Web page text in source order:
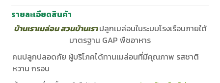
รายละเอียดสินค้า
บ้านเราเมล่อน สวนบ้านเราปลูกเมล่อนในระบบโรงเรือนภายใต้
มาตรฐาน GAP พืชอาหาร
คนปลูกปลอดภัย ผู้บริโภคได้ทานเมล่อนที่มีคุณภาพ รสชาติ
หวาน กรอบ